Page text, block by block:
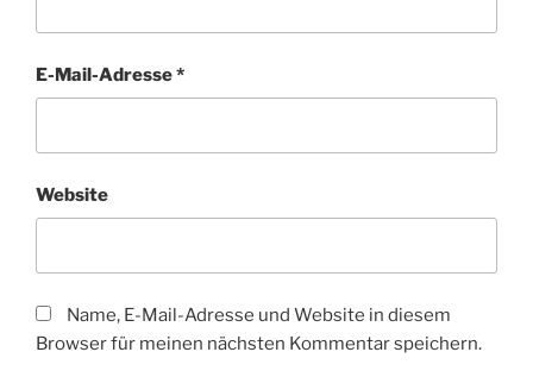
E-Mail-Adresse*
Website
Name, E-Mail-Adresse und Website in diesem
Browser für meinen nächsten Kommentar speichern.